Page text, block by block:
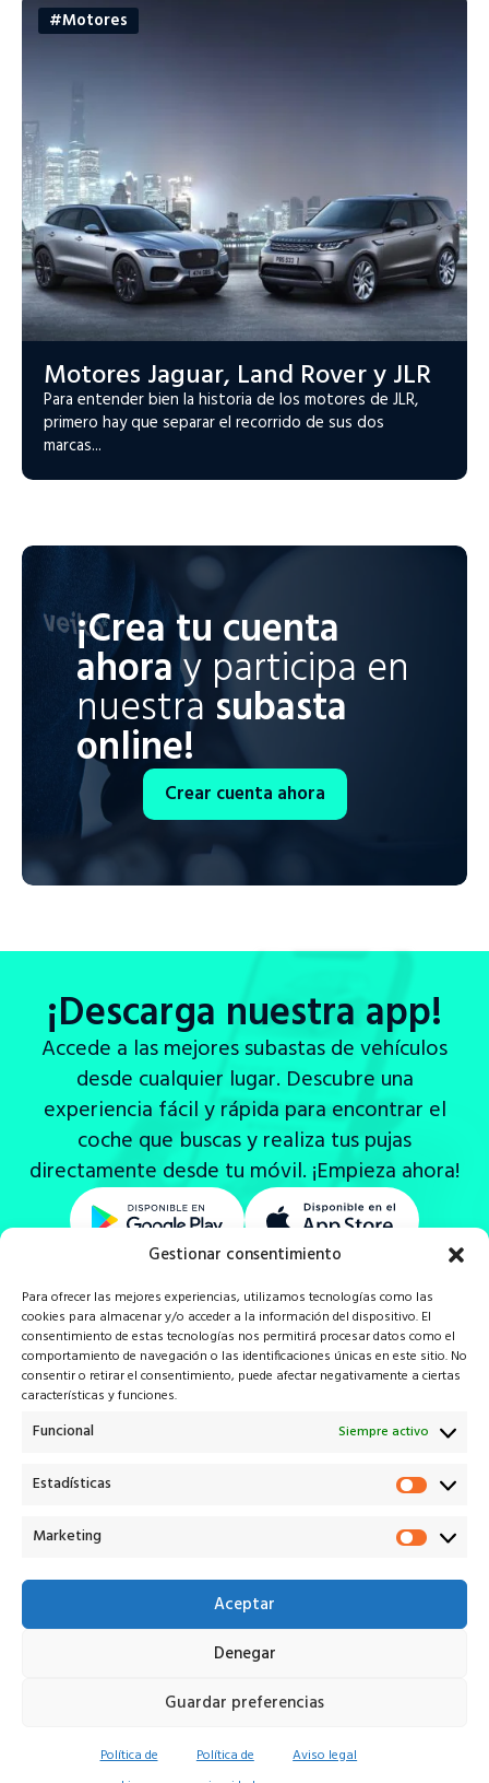
Gestionar consentimiento
Para ofrecer las mejores experiencias, utilizamos tecnologías como las
cookies para almacenar y/o acceder a la información del dispositivo. El
consentimiento de estas tecnologías nos permitirá procesar datos como el
comportamiento de navegación o las identificaciones únicas en este sitio. No
consentir o retirar el consentimiento, puede afectar negativamente a ciertas
características y funciones.
Funcional Siempre activo
Estadísticas
Marketing
Aceptar
Denegar
Guardar preferencias
Política de
Política de
Aviso legal
#Motores
Motores Jaguar, Land Rover y JLR
Para entender bien la historia de los motores de JLR,
primero hay que separar el recorrido de sus dos
marcas...
¡Crea tu cuenta
ahoray participa en
nuestrasubasta
online!
Crear cuenta ahora
¡Descarga nuestra app!
Accede a las mejores subastas de vehículos
desde cualquier lugar. Descubre una
experiencia fácil y rápida para encontrar el
coche que buscas y realiza tus pujas
directamente desde tu móvil. ¡Empieza ahora!
Veiko* es la solución tecnológica que potencia a cada uno
de los actores en el proceso de remarketing V.O.
+34 614 245 649
Veiko Remarketing S.L. © 2026